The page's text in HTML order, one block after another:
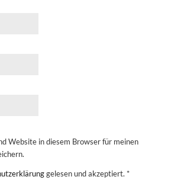
Website in diesem Browser für meinen
gelesen und akzeptiert. *